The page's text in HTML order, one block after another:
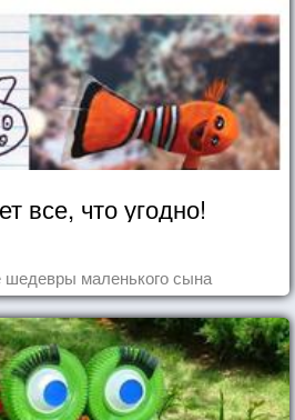
все, что угодно!
маленького сына